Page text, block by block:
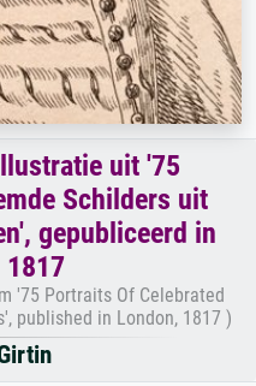
uit '75
Schilders uit
gepubliceerd in
1817
'75 Portraits Of Celebrated
published in London, 1817 )